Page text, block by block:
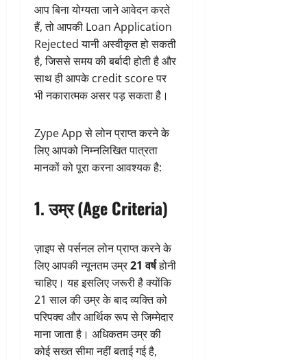
आप बिना योग्यता जाने आवेदन करते
हैं, तो आपकी Loan Application
Rejected यानी अस्वीकृत हो सकती
है, जिससे समय की बर्बादी होती है और
साथ ही आपके credit score पर
भी नकारात्मक असर पड़ सकता है।
Zype App से लोन प्राप्त करने के
लिए आपको निम्नलिखित पात्रता
मानकों को पूरा करना आवश्यक है:
1.उम्र (Age Criteria)
ज़ाइप से पर्सनल लोन प्राप्त करने के
लिए आपकी न्यूनतम उम्र21 वर्षहोनी
चाहिए। यह इसलिए जरूरी है क्योंकि
21 साल की उम्र के बाद व्यक्ति को
परिपक्व और आर्थिक रूप से जिम्मेदार
माना जाता है। अधिकतम उम्र की
कोई सख्त सीमा नहीं बताई गई है,